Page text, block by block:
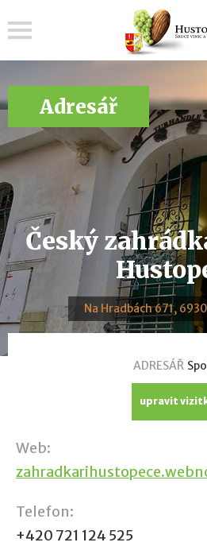
Adresář
Český
Na Hradbách 671,
ADRESÁŘ
upravit
Web:
Telefon:
+420 721 124 525